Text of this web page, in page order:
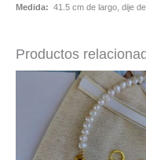
Medida: 41.5 cm de largo, dije
Productos